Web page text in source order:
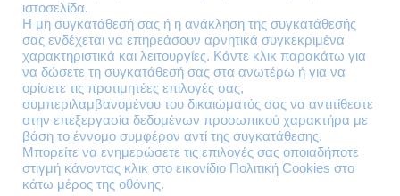
Διεύθυνση
Θηβών 220
Άγιος Ιωάννης
Ρέντης
Τ.Κ. 182 33
Email
contact@lazarakis.gr
ιστοσελίδα.
Η μη συγκατάθεσή σας ή η ανάκληση της συγκατάθεσής
σας ενδέχεται να επηρεάσουν αρνητικά συγκεκριμένα
χαρακτηριστικά και λειτουργίες. Κάντε κλικ παρακάτω για
να δώσετε τη συγκατάθεσή σας στα ανωτέρω ή για να
ορίσετε τις προτιμητέες επιλογές σας,
συμπεριλαμβανομένου του δικαιώματός σας να αντιτίθεστε
στην επεξεργασία δεδομένων προσωπικού χαρακτήρα με
βάση το έννομο συμφέρον αντί της συγκατάθεσης.
Μπορείτε να ενημερώσετε τις επιλογές σας οποιαδήποτε
στιγμή κάνοντας κλικ στο εικονίδιο Πολιτική Cookies στο
κάτω μέρος της οθόνης.